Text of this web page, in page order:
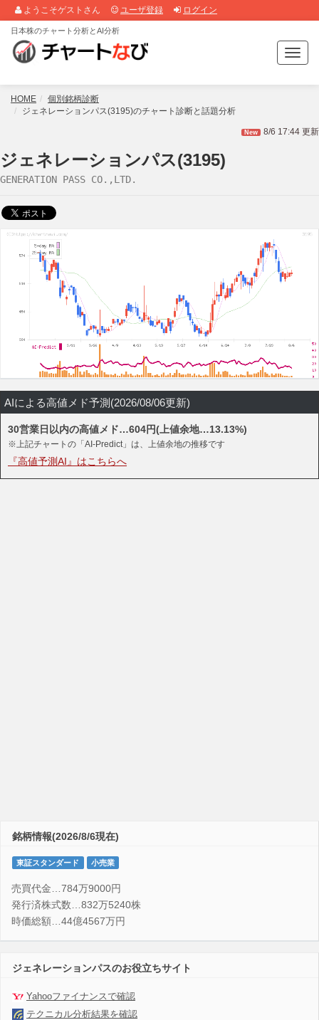
ようこそゲストさん ユーザ登録 ログイン
T
o
g
日本株のチャート分析とAI分析
HOME
個別銘柄診断
ジェネレーションパス(3195)のチャート診断と話題分析
New 8/6 17:44 更新
ジェネレーションパス(3195)
GENERATION PASS CO.,LTD.
AIによる高値メド予測(2026/08/06更新)
30営業日以内の高値メド…604円(上値余地…13.13%)
※上記チャートの「AI-Predict」は、上値余地の推移です
『高値予測AI』はこちらへ
銘柄情報(2026/8/6現在)
東証スタンダード 小売業
売買代金…784万9000円
発行済株式数…832万5240株
時価総額…44億4567万円
ジェネレーションパスのお役立ちサイト
Yahooファイナンスで確認
テクニカル分析結果を確認